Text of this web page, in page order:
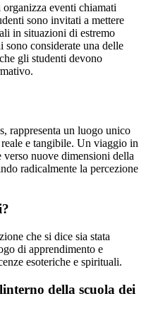
eventi chiamati
sono invitati a mettere
in situazioni di estremo
considerate una delle
gli studenti devono
rappresenta un luogo unico
e tangibile. Un viaggio in
nuove dimensioni della
radicalmente la percezione
che si dice sia stata
di apprendimento e
esoteriche e spirituali.
della scuola dei